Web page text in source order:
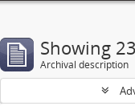
Showing
Archival description